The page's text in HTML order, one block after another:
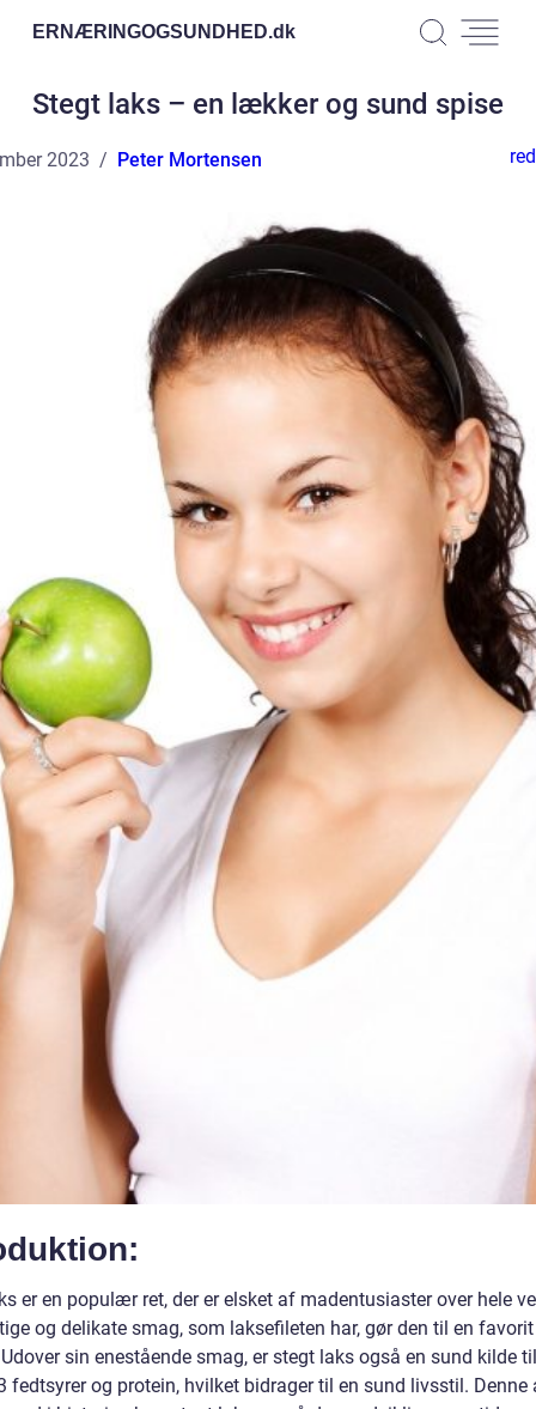
ERNÆRINGOGSUNDHED.dk
Stegt laks – en lækker og sund spise
2023 Peter Mortensen
er en populær ret, der er elsket af madentusiaster over hele
og delikate smag, som laksefileten har, gør den til en
sin enestående smag, er stegt laks også en sund kilde til
fedtsyrer og protein, hvilket bidrager til en sund livsstil. Denne